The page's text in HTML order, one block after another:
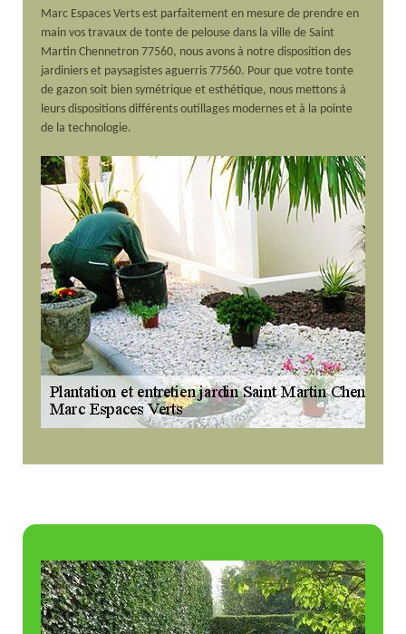
Marc Espaces Verts est parfaitement en mesure de prendre en
main vos travaux de tonte de pelouse dans la ville de Saint
Martin Chennetron 77560, nous avons à notre disposition des
jardiniers et paysagistes aguerris 77560. Pour que votre tonte
de gazon soit bien symétrique et esthétique, nous mettons à
leurs dispositions différents outillages modernes et à la pointe
de la technologie.